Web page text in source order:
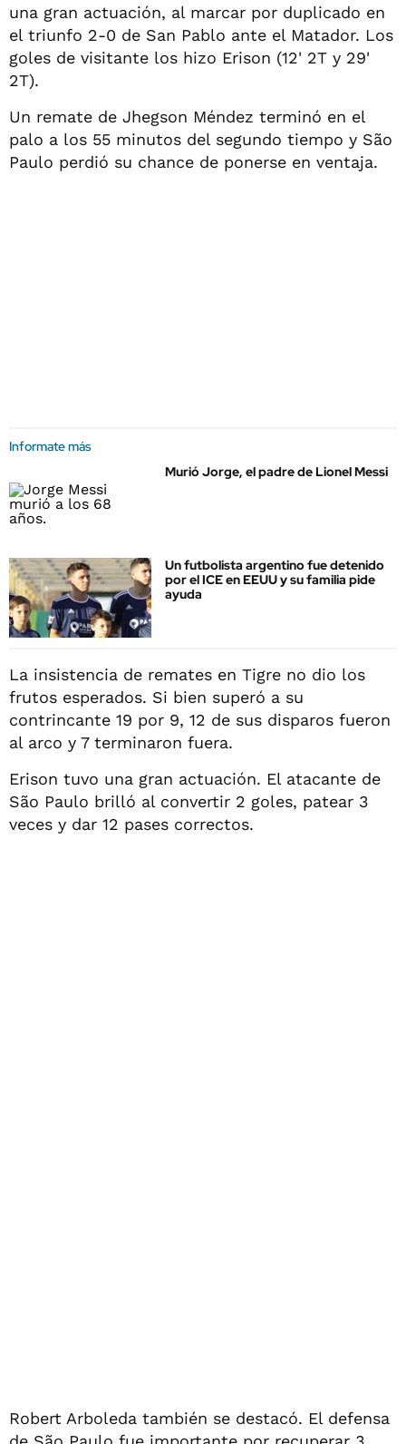
una gran actuación, al marcar por duplicado en
el triunfo 2-0 de San Pablo ante el Matador. Los
goles de visitante los hizo Erison (12' 2T y 29'
2T).
Un remate de Jhegson Méndez terminó en el
palo a los 55 minutos del segundo tiempo y São
Paulo perdió su chance de ponerse en ventaja.
Informate más
Murió Jorge, el padre de Lionel Messi
Un futbolista argentino fue detenido
por el ICE en EEUU y su familia pide
ayuda
La insistencia de remates en Tigre no dio los
frutos esperados. Si bien superó a su
contrincante 19 por 9, 12 de sus disparos fueron
al arco y 7 terminaron fuera.
Erison tuvo una gran actuación. El atacante de
São Paulo brilló al convertir 2 goles, patear 3
veces y dar 12 pases correctos.
Robert Arboleda también se destacó. El defensa